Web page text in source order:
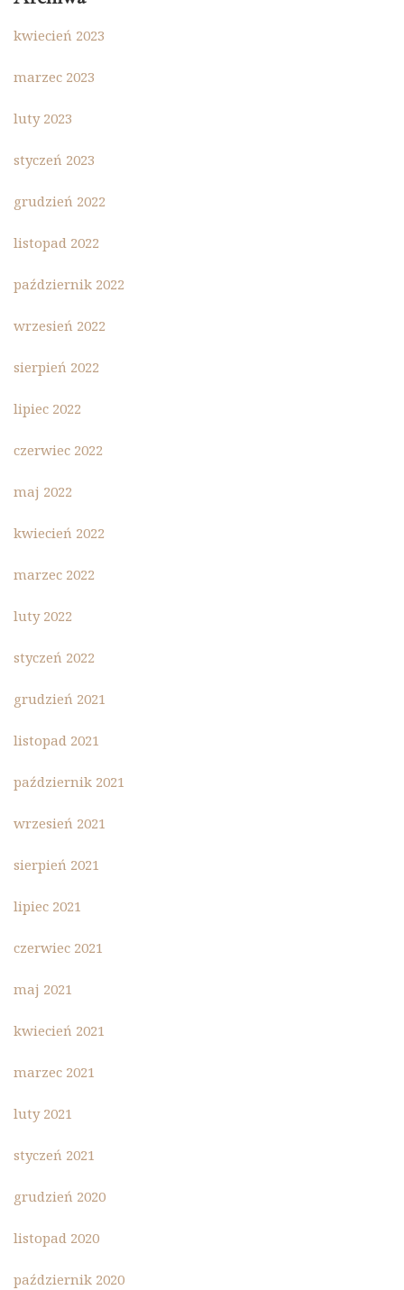
kwiecień 2023
marzec 2023
luty 2023
styczeń 2023
grudzień 2022
listopad 2022
październik 2022
wrzesień 2022
sierpień 2022
lipiec 2022
czerwiec 2022
maj 2022
kwiecień 2022
marzec 2022
luty 2022
styczeń 2022
grudzień 2021
listopad 2021
październik 2021
wrzesień 2021
sierpień 2021
lipiec 2021
czerwiec 2021
maj 2021
kwiecień 2021
marzec 2021
luty 2021
styczeń 2021
grudzień 2020
listopad 2020
październik 2020